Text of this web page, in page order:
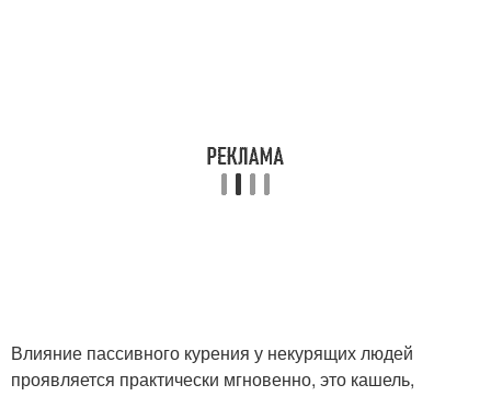
Влияние пассивного курения у некурящих людей
проявляется практически мгновенно, это кашель,